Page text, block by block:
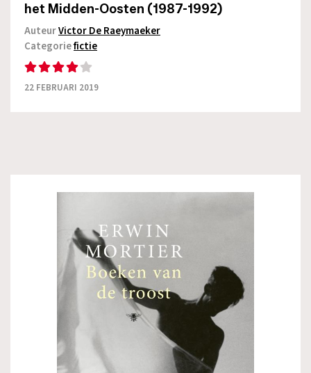
het Midden-Oosten (1987-1992)
AuteurVictor De Raeymaeker
Categoriefictie
22 FEBRUARI 2019